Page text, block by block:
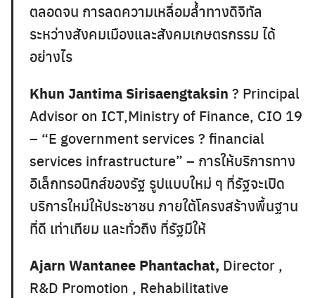
ตลอดจน การลดความเหลื่อมล้ำทางดิจิทัล
ระหว่างสังคมเมืองและสังคมเกษตรกรรม ได้
อย่างไร
Khun Jantima Sirisaengtaksin ? Principal
Advisor on ICT,Ministry of Finance, CIO 19
– “E government services ? financial
services infrastructure” – การให้บริการทาง
อิเล็กทรอนิกส์ของรัฐ รูปแบบใหม่ ๆ ที่รัฐจะเปิด
บริการใหม่ให้ประชาชน ภายใต้โครงสร้างพื้นฐาน
ที่ดี เท่าเทียม และทั่วถึง ที่รัฐมีให้
Ajarn Wantanee Phantachat, Director ,
R&D Promotion , Rehabilitative